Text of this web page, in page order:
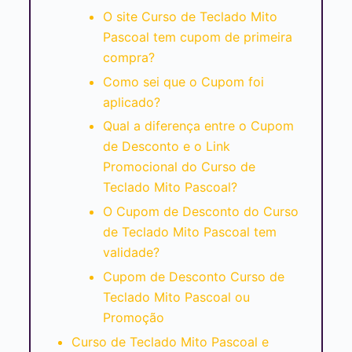
O site Curso de Teclado Mito
Pascoal tem cupom de primeira
compra?
Como sei que o Cupom foi
aplicado?
Qual a diferença entre o Cupom
de Desconto e o Link
Promocional do Curso de
Teclado Mito Pascoal?
O Cupom de Desconto do Curso
de Teclado Mito Pascoal tem
validade?
Cupom de Desconto Curso de
Teclado Mito Pascoal ou
Promoção
Curso de Teclado Mito Pascoal e